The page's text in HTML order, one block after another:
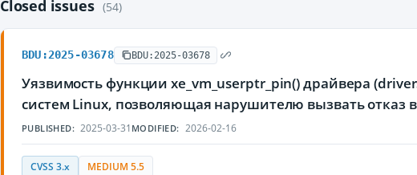
Closed issues (54)
BDU:2025-03678 BDU:2025-03678
Уязвимость функции xe_vm_userptr_pin() драйвера
систем Linux, позволяющая нарушителю вызвать отказ
PUBLISHED: 2025-03-31 MODIFIED: 2026-02-16
CVSS 3.x MEDIUM 5.5